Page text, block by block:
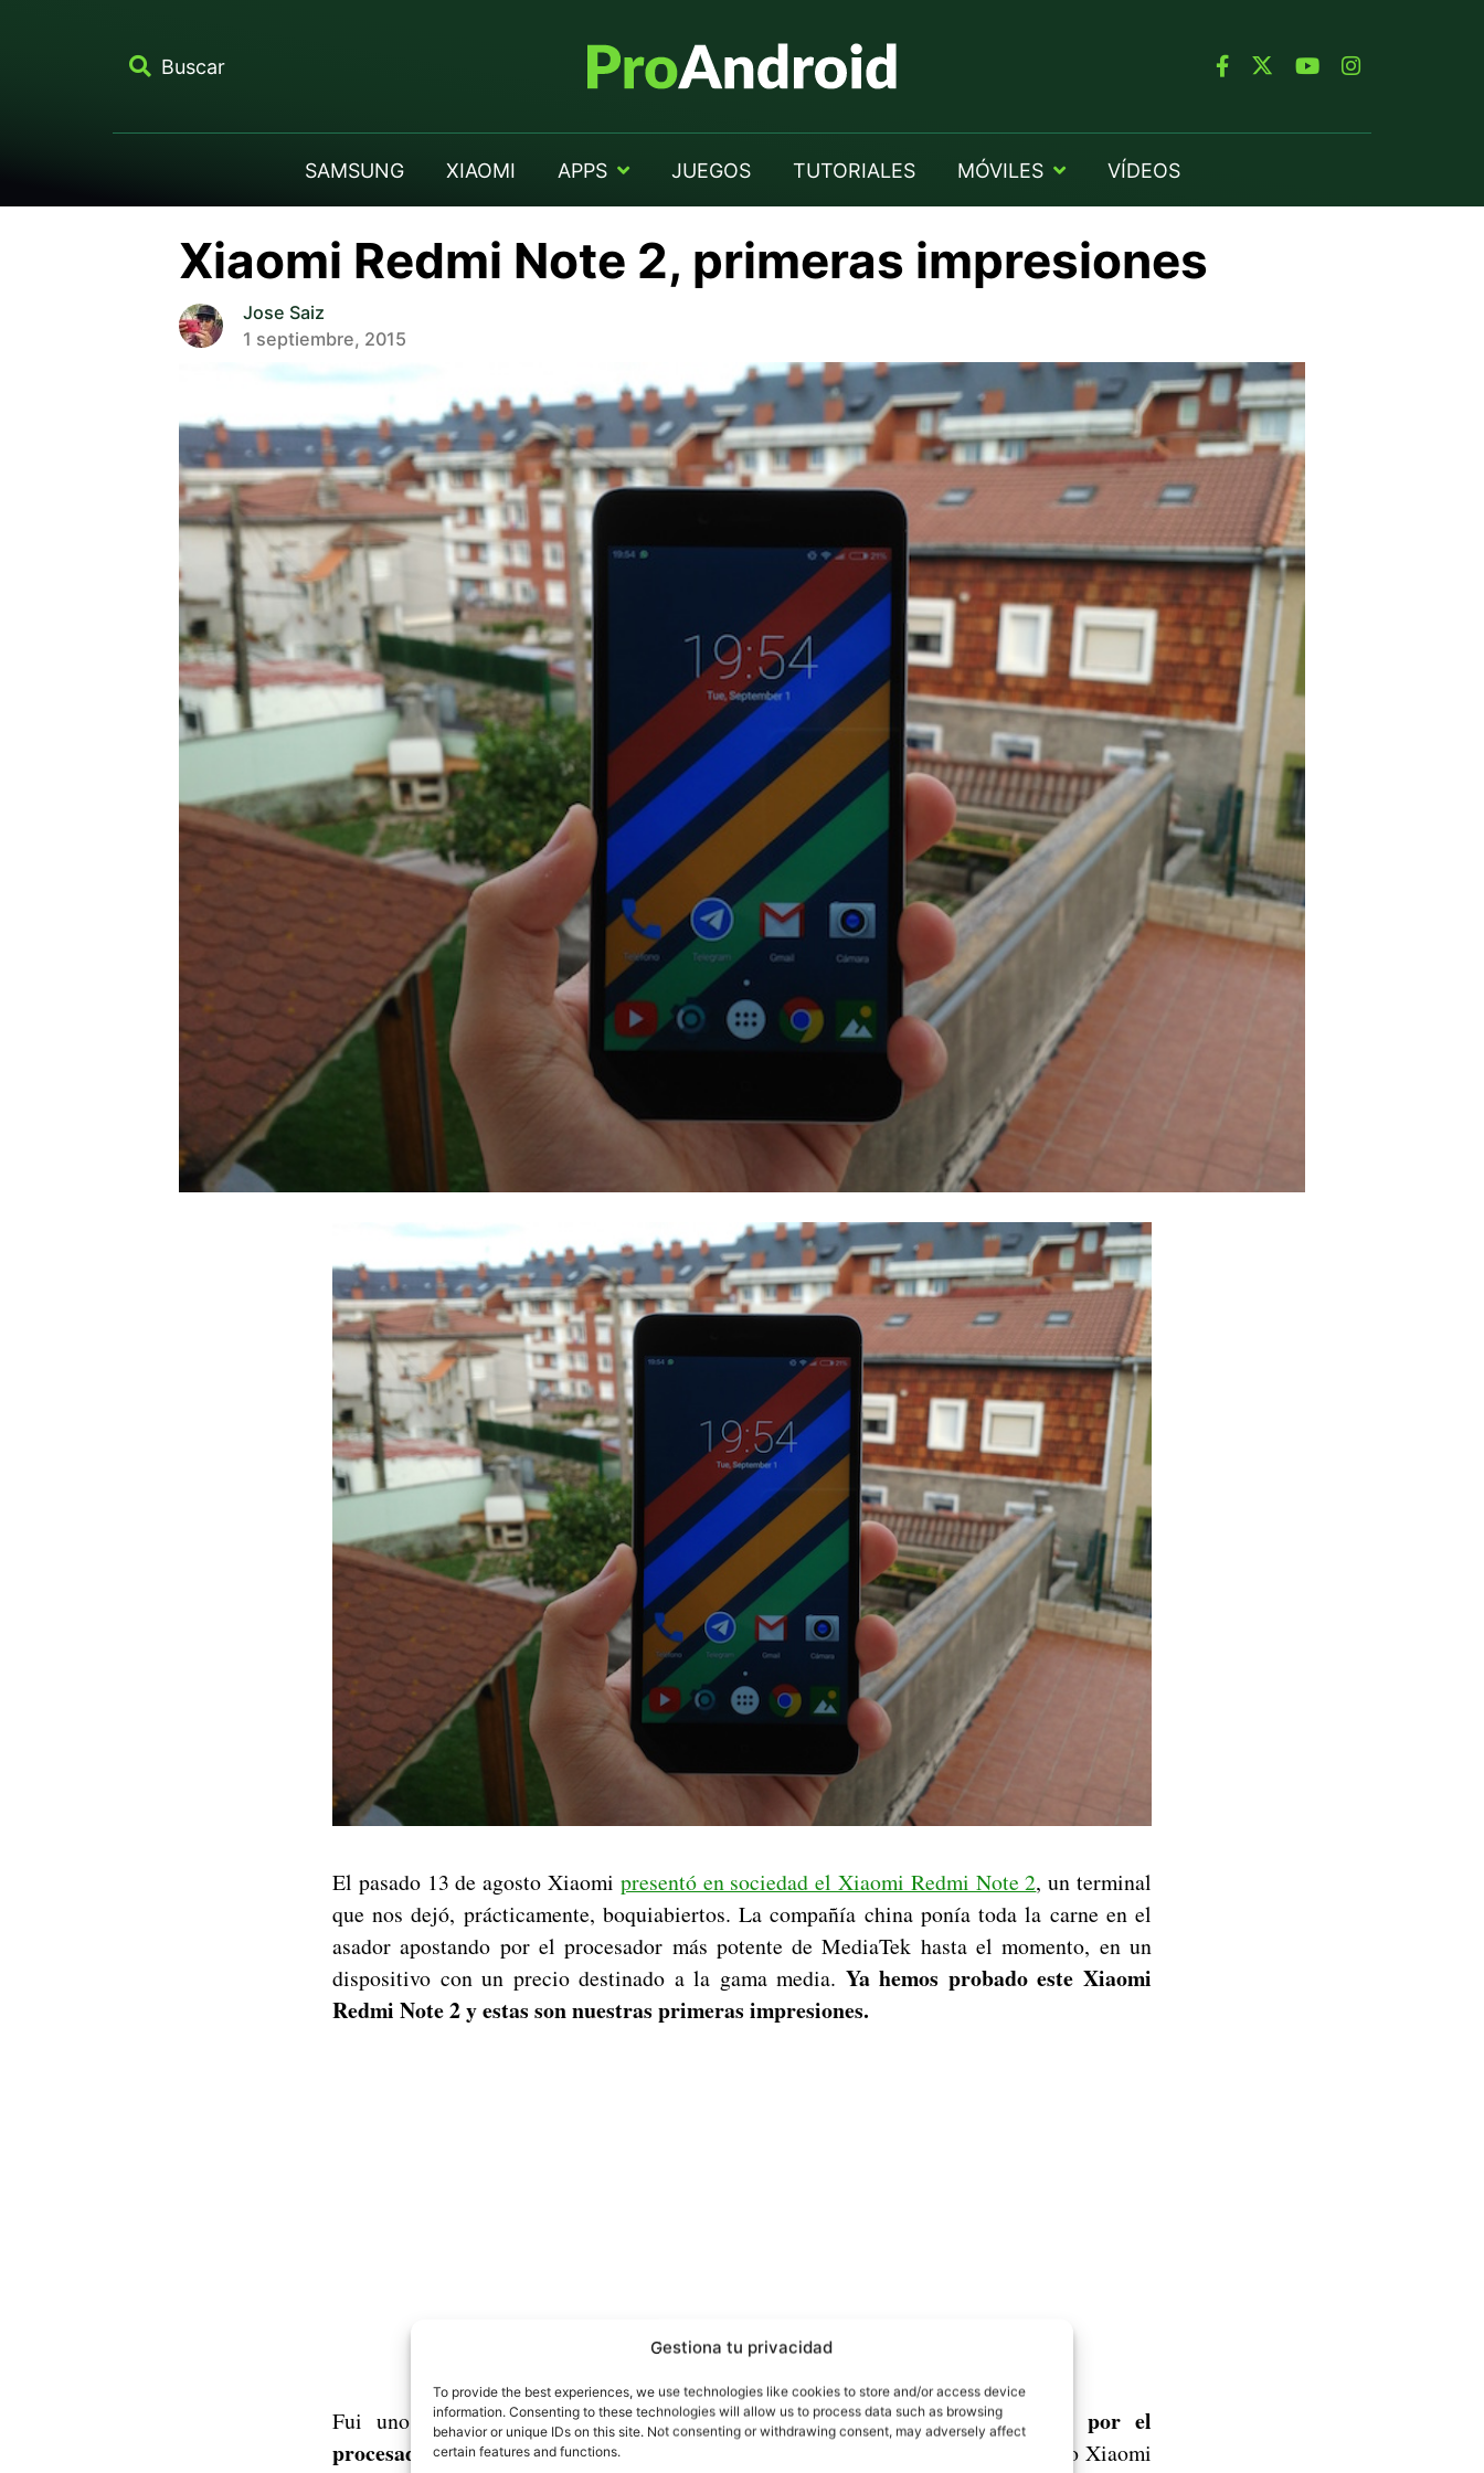
Gestiona tu privacidad
To provide the best experiences, we use technologies like cookies to store and/or access device
information. Consenting to these technologies will allow us to process data such as browsing
behavior or unique IDs on this site. Not consenting or withdrawing consent, may adversely affect
certain features and functions.
Buscar
SAMSUNG XIAOMI APPS JUEGOS TUTORIALES MÓVILES VÍDEOS
Xiaomi Redmi Note 2, primeras impresiones
Jose Saiz
1 septiembre, 2015
El pasado 13 de agosto Xiaomi presentó en sociedad el Xiaomi Redmi Note 2, un terminal
que nos dejó, prácticamente, boquiabiertos. La compañía china ponía toda la carne en el
asador apostando por el procesador más potente de MediaTek hasta el momento, en un
dispositivo con un precio destinado a la gama media. Ya hemos probado este Xiaomi
Redmi Note 2 y estas son nuestras primeras impresiones.
Fui uno de los primeros sorprendidos al enterarme queXiaomi apostaba por el
procesador Helio X10—el más potente de MediaTek hasta ahora— para el nuevo Xiaomi